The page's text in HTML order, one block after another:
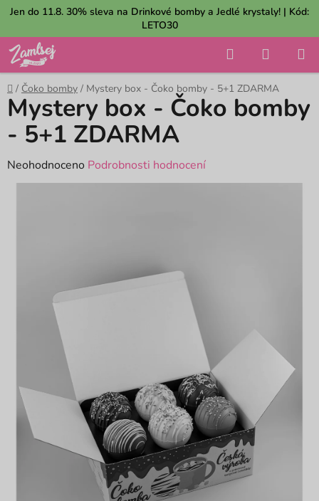
Přejít
obsah
Jen do 11.8. 30% sleva na Drinkové bomby a Jedlé krystaly! | Kód:
LETO30
Hledat
KOŠÍK
Domů
/ Čoko bomby / Mystery box - Čoko bomby - 5+1 ZDARMA
Mystery box - Čoko bomby
- 5+1 ZDARMA
Průměrné
hodnocení
hvězdiček.
Neohodnoceno Podrobnosti hodnocení